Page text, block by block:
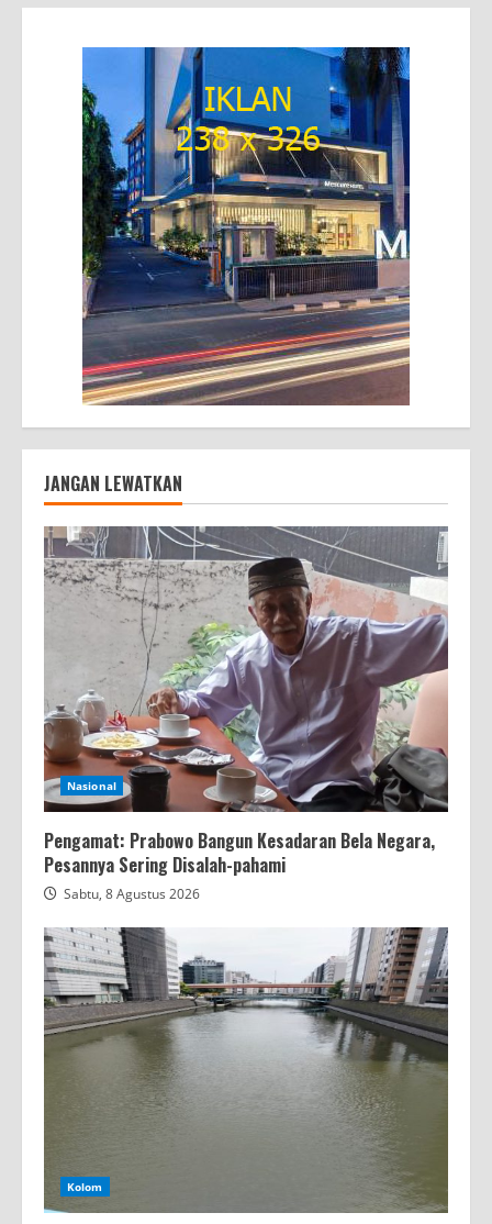
JANGAN LEWATKAN
Nasional
Pengamat: Prabowo Bangun Kesadaran Bela Negara,
Pesannya Sering Disalah-pahami
Sabtu, 8 Agustus 2026
Kolom